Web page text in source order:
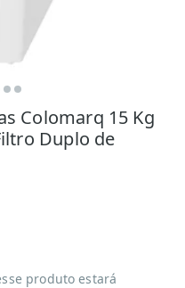
Colomarq 15 Kg
Duplo de
produto estará